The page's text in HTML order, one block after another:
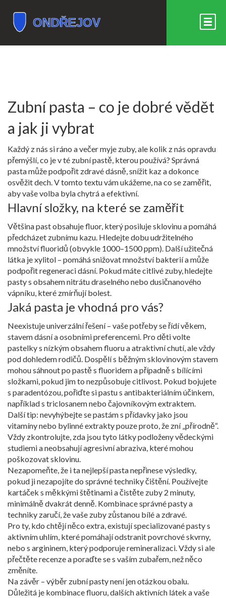
Zubní pasta – co je dobré vědět
a jak ji vybrat
Každý z nás si ráno a večer myje zuby, ale kolik z nás opravdu
přemýšlí, co je v té zubní pastě, kterou používá? Správná
pasta může podpořit zdravé dásně, snížit kaz a dokonce
osvěžit dech. V tomto textu vám ukážeme, na co se zaměřit,
aby vaše volba byla chytrá a efektivní.
Hlavní složky, na které se zaměřit
Většina past obsahuje fluor, který posiluje sklovinu a pomáhá
předcházet zubnímu kazu. Hledejte dobu udržitelného
množství fluoridů (obvykle 1000–1500 ppm). Další užitečná
látka je xylitol – pomáhá snižovat množství bakterií a může
podpořit regeneraci dásní. Pokud máte citlivé zuby, hledejte
pasty s obsahem nitrátu draselného nebo dusičnanového
vápníku, které zmírňují bolest.
Jaká pasta je vhodná pro vás?
Neexistuje univerzální řešení – vaše potřeby se řídí věkem,
stavem dásní a osobními preferencemi. Pro děti volte
pastelky s nízkým obsahem fluoru a atraktivní chutí, ale vždy
pod dohledem rodičů. Dospělí s běžným sklovinovým stavem
mohou sáhnout po pastě s fluoridem a případně s bílícími
složkami, pokud jim to nezpůsobuje citlivost. Pokud bojujete
s paradentózou, pořiďte si pastu s antibakteriálním účinkem,
například s triclosanem nebo čajovníkovým extraktem.
Další tip: nevyhýbejte se pastám s přídavky jako jsou
vitamíny nebo bylinné extrakty pouze proto, že zní „přírodně“.
Vždy zkontrolujte, zda jsou tyto látky podloženy vědeckými
studiemi a neobsahují agresivní abraziva, které mohou
poškozovat sklovinu.
Nezapomeňte, že i ta nejlepší pasta nepřinese výsledky,
pokud ji nezapojíte do správné techniky čištění. Používejte
kartáček s měkkými štětinami a čistěte zuby 2 minuty,
minimálně dvakrát denně. Kombinace správné pasty a
techniky zaručí, že vaše zuby zůstanou bílé a zdravé.
Pro ty, kdo chtějí něco extra, existují specializované pasty s
aktivním uhlím, které pomáhají odstranit povrchové skvrny,
nebo s argininem, který podporuje remineralizaci. Vždy si ale
přečtěte recenze a poraďte se s vaším zubařem, než něco
změníte.
Na závěr – výběr zubní pasty není jen otázkou obalu.
Důležitá je kombinace fluoru, dalších aktivních látek a vaše